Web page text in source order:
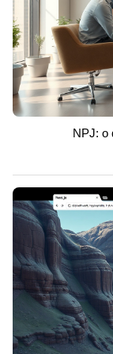
NPJ: o